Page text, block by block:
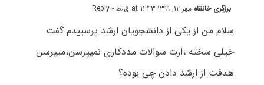
برزگری خانقاه مهر ۱۲, ۱۳۹۹ at ۱۱:۴۳ ق٫ظ - Reply
سلام من از یکی از دانشجویان ارشد پرسییدم گفت
خیلی سخته ،ازت سوالات مددکاری نمیپرسن،میپرسن
هدفت از ارشد دادن چی بوده؟